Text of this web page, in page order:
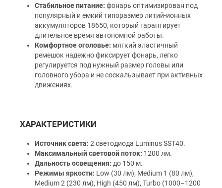
Стабильное питание: фонарь оптимизирован под
популярный и емкий типоразмер литий-ионных
аккумуляторов 18650, который гарантирует
длительное время автономной работы.
Комфортное оголовье: мягкий эластичный
ремешок надежно фиксирует фонарь, легко
регулируется под нужный размер головы или
головного убора и не соскальзывает при активных
движениях.
ХАРАКТЕРИСТИКИ
Источник света: 2 светодиода Luminus SST40.
Максимальный световой поток: 1200 лм.
Дальность освещения: до 150 м.
Режимы яркости: Low (30 лм), Medium 1 (80 лм),
Medium 2 (230 лм), High (450 лм), Turbo (1000–1200